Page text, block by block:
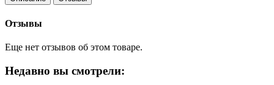
Отзывы
Еще нет отзывов об этом товаре.
Недавно вы смотрели: